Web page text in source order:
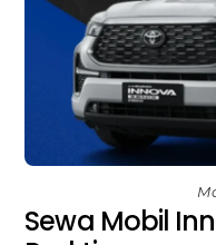
Sewa Mobil